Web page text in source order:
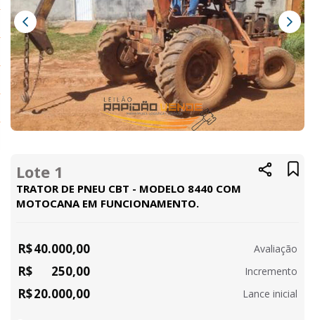
Lote 1
TRATOR DE PNEU CBT - MODELO 8440 COM
MOTOCANA EM FUNCIONAMENTO.
R$40.000,00 Avaliação
R$ 250,00 Incremento
R$20.000,00 Lance inicial